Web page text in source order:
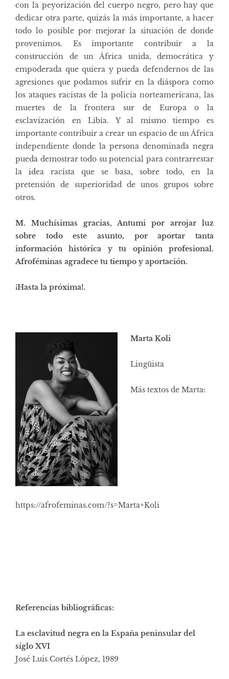
con la peyorización del cuerpo negro, pero hay que
dedicar otra parte, quizás la más importante, a hacer
todo lo posible por mejorar la situación de donde
provenimos. Es importante contribuir a la
construcción de un África unida, democrática y
empoderada que quiera y pueda defendernos de las
agresiones que podamos sufrir en la diáspora como
los ataques racistas de la policía norteamericana, las
muertes de la frontera sur de Europa o la
esclavización en Libia. Y al mismo tiempo es
importante contribuir a crear un espacio de un África
independiente donde la persona denominada negra
pueda demostrar todo su potencial para contrarrestar
la idea racista que se basa, sobre todo, en la
pretensión de superioridad de unos grupos sobre
otros.
M. Muchísimas gracias, Antumi por arrojar luz
sobre todo este asunto, por aportar tanta
información histórica y tu opinión profesional.
Afroféminas agradece tu tiempo y aportación.
¡Hasta la próxima!.
Marta Koli
Lingüista
Más textos de Marta:
https://afrofeminas.com/?s=Marta+Koli
Referencias bibliográficas:
La esclavitud negra en la España peninsular del
siglo XVI
José Luis Cortés López, 1989